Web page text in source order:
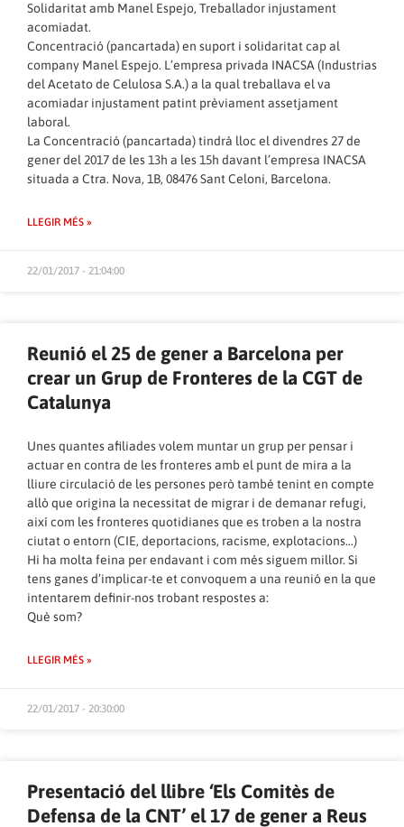
Solidaritat amb Manel Espejo, Treballador injustament
acomiadat.
Concentració (pancartada) en suport i solidaritat cap al
company Manel Espejo. L’empresa privada INACSA (Industrias
del Acetato de Celulosa S.A.) a la qual treballava el va
acomiadar injustament patint prèviament assetjament
laboral.
La Concentració (pancartada) tindrà lloc el divendres 27 de
gener del 2017 de les 13h a les 15h davant l’empresa INACSA
situada a Ctra. Nova, 1B, 08476 Sant Celoni, Barcelona.
LLEGIR MÉS »
22/01/2017 - 21:04:00
Reunió el 25 de gener a Barcelona per
crear un Grup de Fronteres de la CGT de
Catalunya
Unes quantes afiliades volem muntar un grup per pensar i
actuar en contra de les fronteres amb el punt de mira a la
lliure circulació de les persones però també tenint en compte
allò que origina la necessitat de migrar i de demanar refugi,
així com les fronteres quotidianes que es troben a la nostra
ciutat o entorn (CIE, deportacions, racisme, explotacions…)
Hi ha molta feina per endavant i com més siguem millor. Si
tens ganes d’implicar-te et convoquem a una reunió en la que
intentarem definir-nos trobant respostes a:
Què som?
LLEGIR MÉS »
22/01/2017 - 20:30:00
Presentació del llibre ‘Els Comitès de
Defensa de la CNT’ el 17 de gener a Reus